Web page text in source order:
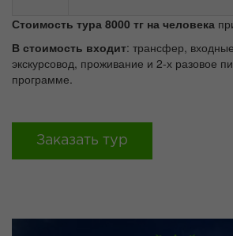
Стоимость тура 8000 тг на человека
В стоимость входит: трансфер,
экскурсовод, проживание и 2-х разовое
программе.
Заказать тур